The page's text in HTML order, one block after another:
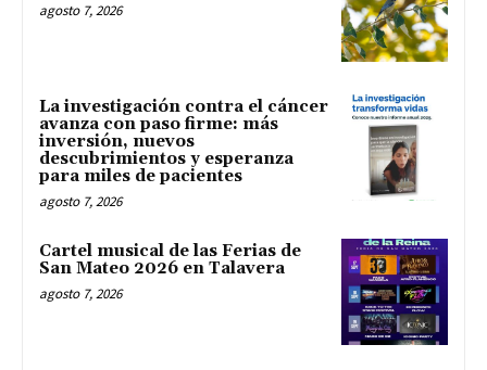
agosto 7, 2026
La investigación contra el cáncer
avanza con paso firme: más
inversión, nuevos
descubrimientos y esperanza
para miles de pacientes
agosto 7, 2026
Cartel musical de las Ferias de
San Mateo 2026 en Talavera
agosto 7, 2026